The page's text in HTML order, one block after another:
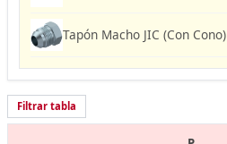
Tapón Macho JIC (Con Cono)
Filtrar tabla